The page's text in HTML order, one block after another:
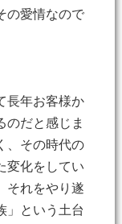
の愛情なので
長年お客様か
のだと感じま
、その時代の
変化をしてい
それをやり遂
」という土台